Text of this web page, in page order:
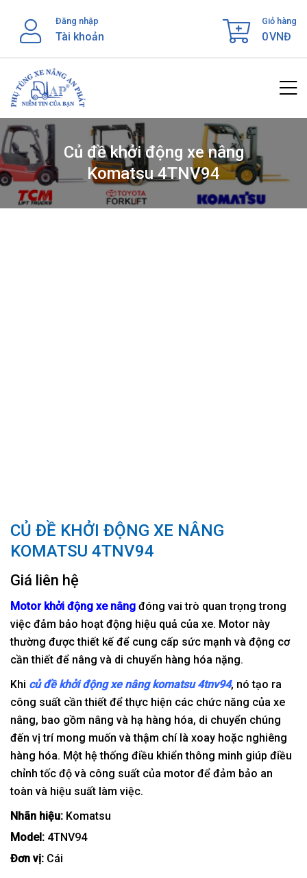
content
Đăng nhập
Tài khoản
Giỏ hàng
0VNĐ
Củ đề khởi động xe nâng
Komatsu 4TNV94
CỦ ĐỀ KHỞI ĐỘNG XE NÂNG
KOMATSU 4TNV94
Giá liên hệ
Motor khởi động xe nâng đóng vai trò quan trọng trong
việc đảm bảo hoạt động hiệu quả của xe. Motor này
thường được thiết kế để cung cấp sức mạnh và động cơ
cần thiết để nâng và di chuyển hàng hóa nặng.
Khi củ đề khởi động xe nâng komatsu 4tnv94, nó tạo ra
công suất cần thiết để thực hiện các chức năng của xe
nâng, bao gồm nâng và hạ hàng hóa, di chuyển chúng
đến vị trí mong muốn và thậm chí là xoay hoặc nghiêng
hàng hóa. Một hệ thống điều khiển thông minh giúp điều
chỉnh tốc độ và công suất của motor để đảm bảo an
toàn và hiệu suất làm việc.
Nhãn hiệu: Komatsu
Model: 4TNV94
Đơn vị: Cái